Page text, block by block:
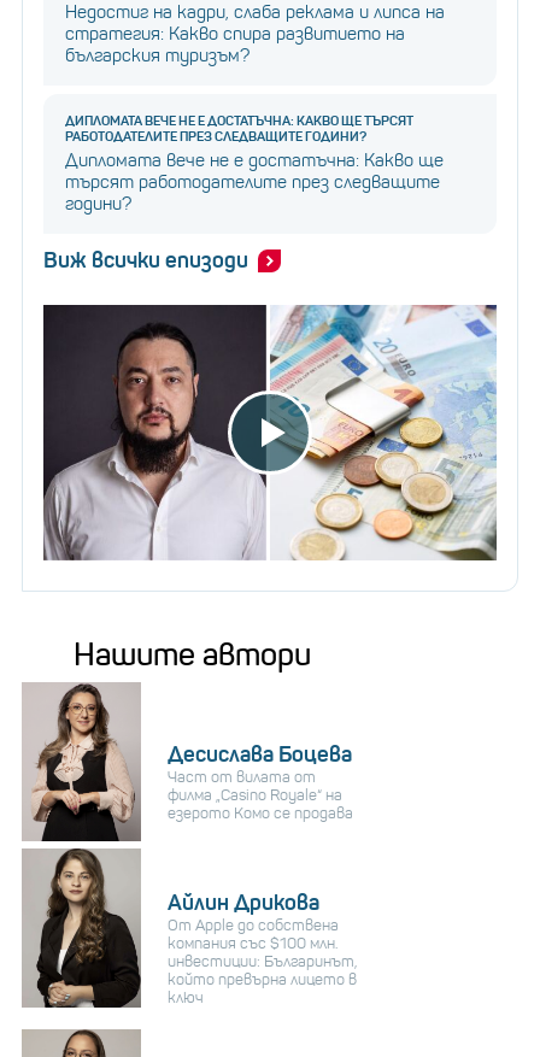
Недостиг на кадри, слаба реклама и липса на
стратегия: Какво спира развитието на
българския туризъм?
ДИПЛОМАТА ВЕЧЕ НЕ Е ДОСТАТЪЧНА: КАКВО ЩЕ ТЪРСЯТ
РАБОТОДАТЕЛИТЕ ПРЕЗ СЛЕДВАЩИТЕ ГОДИНИ?
Дипломата вече не е достатъчна: Какво ще
търсят работодателите през следващите
години?
Виж всички епизоди
Нашите автори
Десислава Боцева
Част от вилата от
филма „Casino Royale“ на
езерото Комо се продава
Айлин Дрикова
От Apple до собствена
компания със $100 млн.
инвестиции: Българинът,
който превърна лицето в
ключ